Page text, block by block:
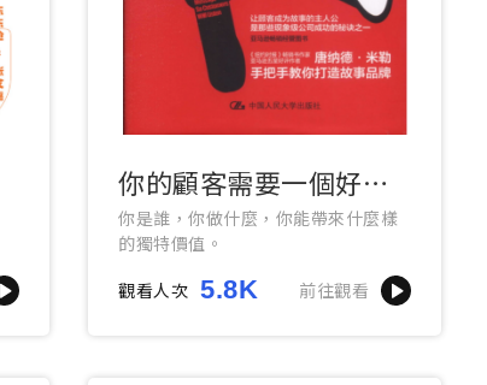
你的顧客需要一個好故
事
你是誰，你做什麼，你能帶來什麼樣
的獨特價值。
觀看人次 5.8K 前往觀看